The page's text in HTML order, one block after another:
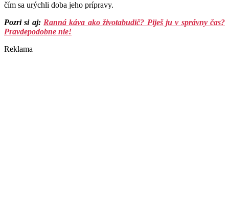
čím sa urýchli doba jeho prípravy.
Pozri si aj:Ranná káva ako životabudič? Piješ ju v správny čas?
Pravdepodobne nie!
Reklama